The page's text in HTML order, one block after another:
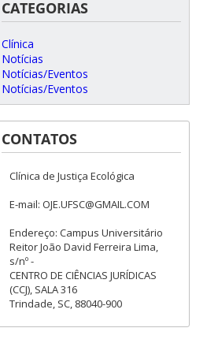
CATEGORIAS
Clínica
Notícias
Notícias/Eventos
Notícias/Eventos
CONTATOS
Clínica de Justiça Ecológica
E-mail: OJE.UFSC@GMAIL.COM
Endereço: Campus Universitário
Reitor João David Ferreira Lima,
s/nº -
CENTRO DE CIÊNCIAS JURÍDICAS
(CCJ), SALA 316
Trindade, SC, 88040-900